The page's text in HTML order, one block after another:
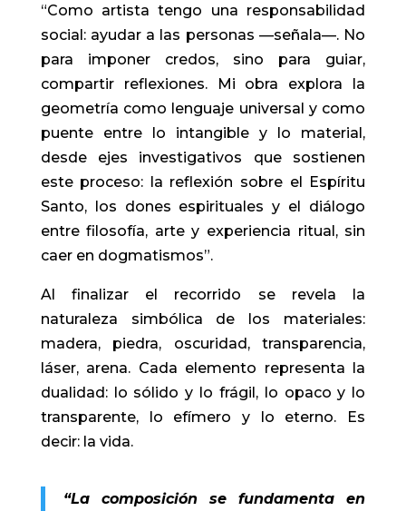
“Como artista tengo una responsabilidad
social: ayudar a las personas —señala—. No
para imponer credos, sino para guiar,
compartir reflexiones. Mi obra explora la
geometría como lenguaje universal y como
puente entre lo intangible y lo material,
desde ejes investigativos que sostienen
este proceso: la reflexión sobre el Espíritu
Santo, los dones espirituales y el diálogo
entre filosofía, arte y experiencia ritual, sin
caer en dogmatismos”.
Al finalizar el recorrido se revela la
naturaleza simbólica de los materiales:
madera, piedra, oscuridad, transparencia,
láser, arena. Cada elemento representa la
dualidad: lo sólido y lo frágil, lo opaco y lo
transparente, lo efímero y lo eterno. Es
decir: la vida.
“La composición se fundamenta en